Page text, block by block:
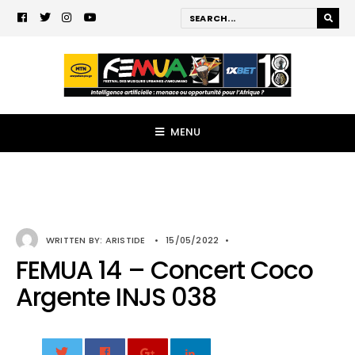
MENU
WRITTEN BY: ARISTIDE • 15/05/2022 •
FEMUA 14 – Concert Coco
Argente INJS 038